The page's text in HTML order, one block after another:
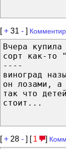
[+ 31 - ]
Вчера
сорт как-то
----
виноград
он лозами, а
так что
стоит...
[+ 28 - ] [ 1 ]